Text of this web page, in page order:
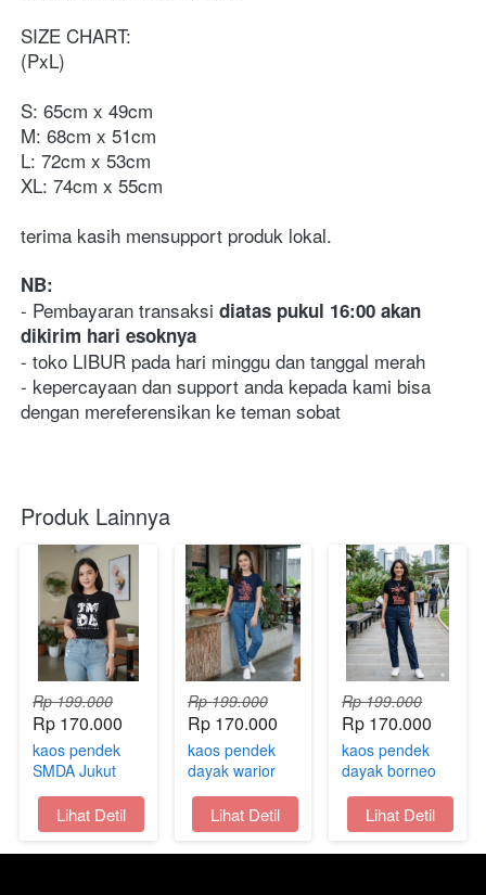
SIZE CHART:
(PxL)
S: 65cm x 49cm
M: 68cm x 51cm
L: 72cm x 53cm
XL: 74cm x 55cm
terima kasih mensupport produk lokal.
NB:
- Pembayaran transaksi diatas pukul 16:00 akan
dikirim hari esoknya
- toko LIBUR pada hari minggu dan tanggal merah
- kepercayaan dan support anda kepada kami bisa
dengan mereferensikan ke teman sobat
Produk Lainnya
Rp 199.000
Rp 170.000
kaos pendek
SMDA Jukut
oleh oleh
samarinda
kaltim
`Lihat Detil
Rp 199.000
Rp 170.000
kaos pendek
dayak warior
Jukut oleh oleh
samarinda
kaltim
`
Lihat Detil
Rp 199.000
Rp 170.000
kaos pendek
dayak borneo
legend Jukut
oleh oleh
samarinda
kaltim
`Lihat Detil